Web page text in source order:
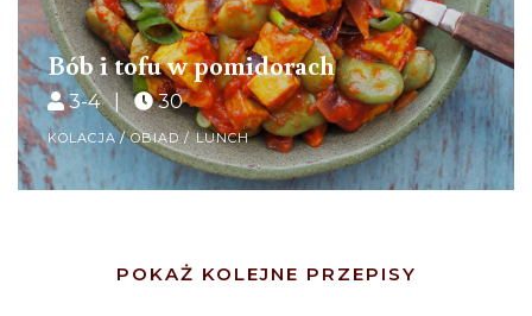
Bób i tofu w pomidorach
3-4 | 30
KOLACJA /OBIAD / LUNCH
POKAŻ KOLEJNE PRZEPISY